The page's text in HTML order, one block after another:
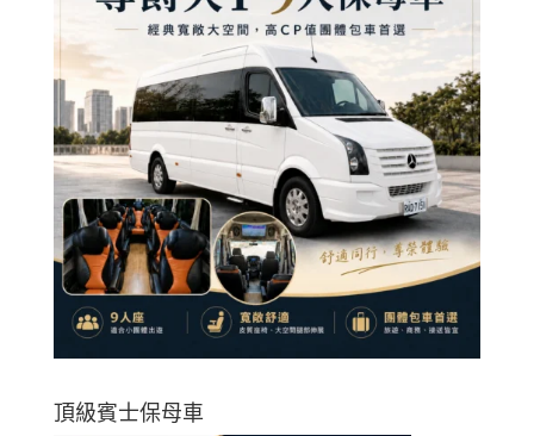
頂級賓士保母車